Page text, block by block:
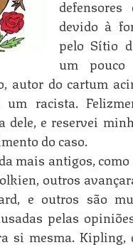
devido à
pelo Sítio
um
autor do cartum
racista.
dele, e reservei
do caso.
mais antigos,
outros
e outros são
pelas
si mesma.